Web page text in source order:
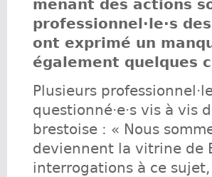
menant des actions
professionnel·le·s
ont exprimé un
également quelques
Plusieurs
questionné·e·s vis à
brestoise : « Nous
deviennent la vitrine de
interrogations à ce